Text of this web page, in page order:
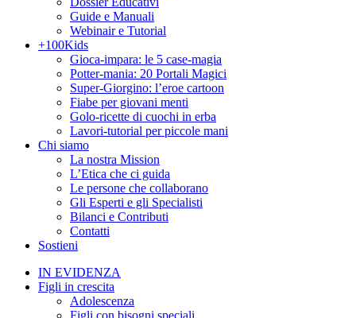
Guide e Manuali
Webinair e Tutorial
+100Kids
Gioca-impara: le 5 case-magia
Potter-mania: 20 Portali Magici
Super-Giorgino: l’eroe cartoon
Fiabe per giovani menti
Golo-ricette di cuochi in erba
Lavori-tutorial per piccole mani
Chi siamo
La nostra Mission
L’Etica che ci guida
Le persone che collaborano
Gli Esperti e gli Specialisti
Bilanci e Contributi
Contatti
Sostieni
IN EVIDENZA
Figli in crescita
Adolescenza
Figli con bisogni speciali